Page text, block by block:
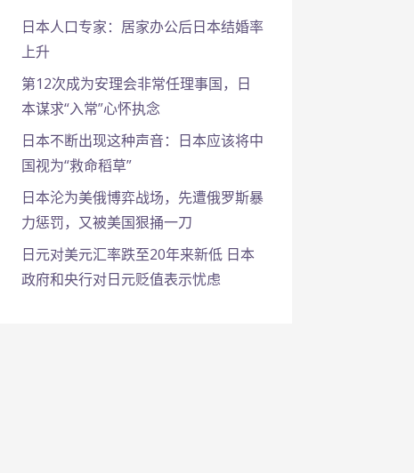
日本人口专家：居家办公后日本结婚率
上升
第12次成为安理会非常任理事国，日
本谋求“入常”心怀执念
日本不断出现这种声音：日本应该将中
国视为“救命稻草”
日本沦为美俄博弈战场，先遭俄罗斯暴
力惩罚，又被美国狠捅一刀
日元对美元汇率跌至20年来新低 日本
政府和央行对日元贬值表示忧虑